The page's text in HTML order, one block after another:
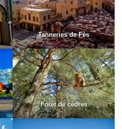
Tanneries de Fès
Forêt de cèdres